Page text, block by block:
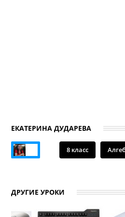
ЕКАТЕРИНА ДУДАРЕВА
8 класс
ДРУГИЕ УРОКИ